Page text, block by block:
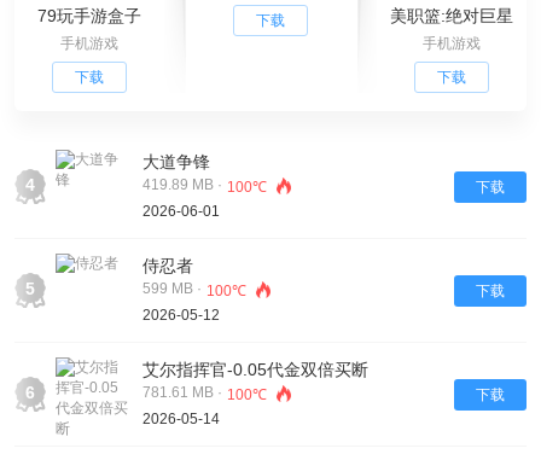
79玩手游盒子
手机游戏
下载
下载
美职篮:绝对巨星
手机游戏
下载
4
大道争锋
419.89 MB · 100℃
2026-06-01
下载
5
侍忍者
599 MB · 100℃
2026-05-12
下载
6
艾尔指挥官-0.05代金双倍买断
781.61 MB · 100℃
2026-05-14
下载